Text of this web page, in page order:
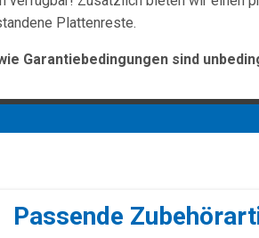
Plattenreste.
Garantiebedingungen sind
Passende